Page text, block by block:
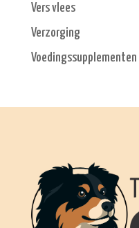
Vers vlees
Verzorging
Voedingssupplementen